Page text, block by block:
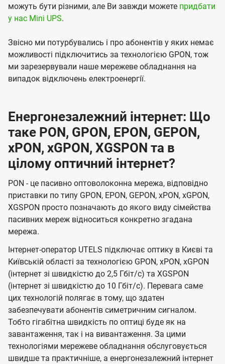
можуть бути різними, але Ви завжди можете придбати
у нас Mini UPS.
Звісно ми потурбувались і про абонентів у яких немає
можливості підключитись за технологією GPON, тож
ми зарезервували наше мережеве обладнання на
випадок відключень електроенергії.
Енергонезалежний інтернет: Що
таке PON, GPON, EPON, GEPON,
xPON, xGPON, XGSPON та в
цілому оптичний інтернет?
PON - це пасивно оптоволоконна мережа, відповідно
приставки по типу GPON, EPON, GEPON, xPON, xGPON,
XGSPON просто позначають до якого виду сімейства
пасивних мереж відноситься конкретно згадана
мережа.
Інтернет-оператор UTELS підключає оптику в Києві та
Київській області за технологією GPON, xPON, xGPON
(інтернет зі швидкістю до 2,5 Гбіт/с) та XGSPON
(інтернет зі швидкістю до 10 Гбіт/с). Перевага саме
цих технологій полягає в тому, що здатен
забезпечувати абонентів симетричним сигналом.
Тобто гігабітна швидкість по оптиці буде як на
завантаження, так і на вивантаження. За цими
технологіями мережеве обладнання обслуговується
швидше та практичніше, а енергонезалежний інтернет